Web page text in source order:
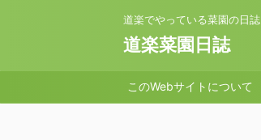
道楽でやっている菜園の日誌
道楽菜園日誌
このWebサイトについて